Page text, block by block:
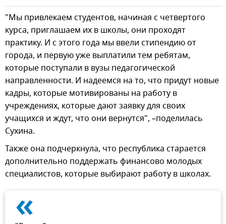
"Мы привлекаем студентов, начиная с четвертого
курса, приглашаем их в школы, они проходят
практику. И с этого года мы ввели стипендию от
города, и первую уже выплатили тем ребятам,
которые поступали в вузы педагогической
направленности. И надеемся на то, что придут новые
кадры, которые мотивированы на работу в
учреждениях, которые дают заявку для своих
учащихся и ждут, что они вернутся", –поделилась
Сухина.
Также она подчеркнула, что республика старается
дополнительно поддержать финансово молодых
специалистов, которые выбирают работу в школах.
«